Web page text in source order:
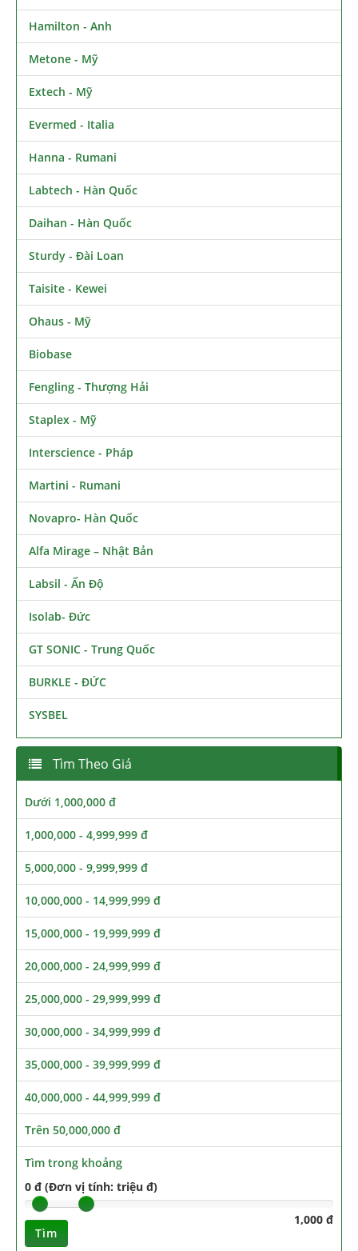
Hamilton - Anh
Metone - Mỹ
Extech - Mỹ
Evermed - Italia
Hanna - Rumani
Labtech - Hàn Quốc
Daihan - Hàn Quốc
Sturdy - Đài Loan
Taisite - Kewei
Ohaus - Mỹ
Biobase
Fengling - Thượng Hải
Staplex - Mỹ
Interscience - Pháp
Martini - Rumani
Novapro- Hàn Quốc
Alfa Mirage – Nhật Bản
Labsil - Ấn Độ
Isolab- Đức
GT SONIC - Trung Quốc
BURKLE - ĐỨC
SYSBEL
Tìm Theo Giá
Dưới 1,000,000 đ
1,000,000 - 4,999,999 đ
5,000,000 - 9,999,999 đ
10,000,000 - 14,999,999 đ
15,000,000 - 19,999,999 đ
20,000,000 - 24,999,999 đ
25,000,000 - 29,999,999 đ
30,000,000 - 34,999,999 đ
35,000,000 - 39,999,999 đ
40,000,000 - 44,999,999 đ
Trên 50,000,000 đ
Tìm trong khoảng
0 đ (Đơn vị tính: triệu đ)
1,000 đ
Tìm